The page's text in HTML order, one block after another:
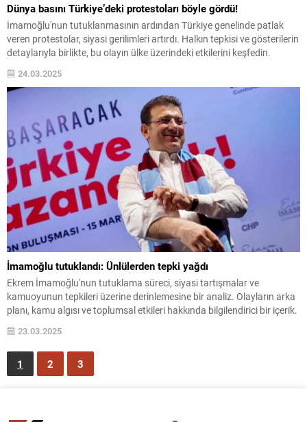
Dünya basını Türkiye’deki protestoları böyle gördü!
İmamoğlu'nun tutuklanmasının ardından Türkiye genelinde patlak
veren protestolar, siyasi gerilimleri artırdı. Halkın tepkisi ve gösterilerin
detaylarıyla birlikte, bu olayın ülke üzerindeki etkilerini keşfedin.
24.03.2025
İmamoğlu tutuklandı: Ünlülerden tepki yağdı
Ekrem İmamoğlu'nun tutuklama süreci, siyasi tartışmalar ve
kamuoyunun tepkileri üzerine derinlemesine bir analiz. Olayların arka
planı, kamu algısı ve toplumsal etkileri hakkında bilgilendirici bir içerik.
23.03.2025
1 2 3